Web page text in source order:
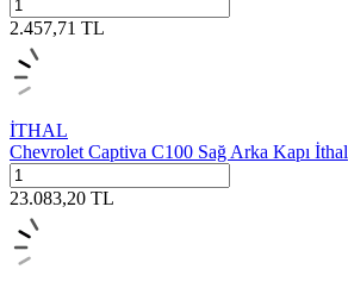
2.457,71 TL
İTHAL
Chevrolet Captiva C100 Sağ Arka Kapı İthal
23.083,20 TL